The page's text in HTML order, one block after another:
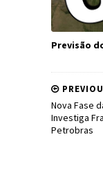
Previsão
Nova Fase
Investiga
Petrobras